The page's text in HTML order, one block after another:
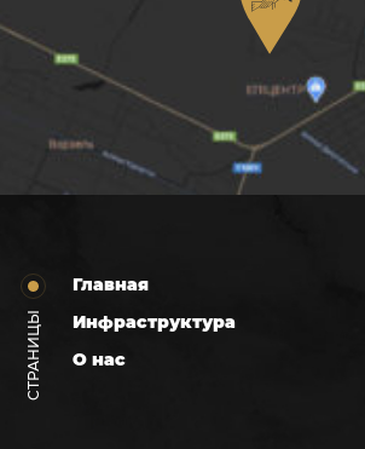
СТРАНИЦЫ
Главная
Инфраструктура
О нас